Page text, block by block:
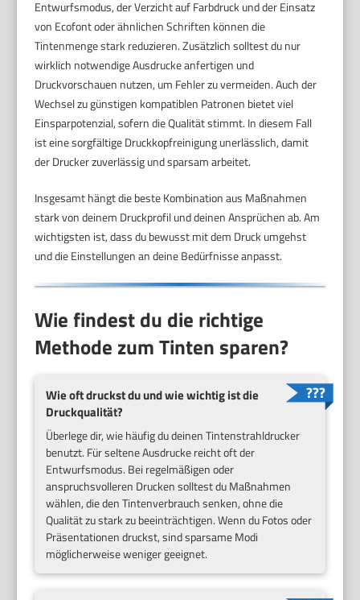
Entwurfsmodus, der Verzicht auf Farbdruck und der Einsatz
von Ecofont oder ähnlichen Schriften können die
Tintenmenge stark reduzieren. Zusätzlich solltest du nur
wirklich notwendige Ausdrucke anfertigen und
Druckvorschauen nutzen, um Fehler zu vermeiden. Auch der
Wechsel zu günstigen kompatiblen Patronen bietet viel
Einsparpotenzial, sofern die Qualität stimmt. In diesem Fall
ist eine sorgfältige Druckkopfreinigung unerlässlich, damit
der Drucker zuverlässig und sparsam arbeitet.
Insgesamt hängt die beste Kombination aus Maßnahmen
stark von deinem Druckprofil und deinen Ansprüchen ab. Am
wichtigsten ist, dass du bewusst mit dem Druck umgehst
und die Einstellungen an deine Bedürfnisse anpasst.
Wie findest du die richtige
Methode zum Tinten sparen?
Wie oft druckst du und wie wichtig ist die
Druckqualität?
Überlege dir, wie häufig du deinen Tintenstrahldrucker
benutzt. Für seltene Ausdrucke reicht oft der
Entwurfsmodus. Bei regelmäßigen oder
anspruchsvolleren Drucken solltest du Maßnahmen
wählen, die den Tintenverbrauch senken, ohne die
Qualität zu stark zu beeinträchtigen. Wenn du Fotos oder
Präsentationen druckst, sind sparsame Modi
möglicherweise weniger geeignet.